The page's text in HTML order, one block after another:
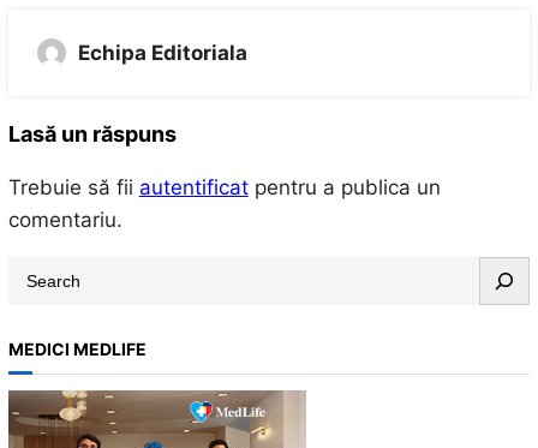
Echipa Editoriala
Lasă un răspuns
Trebuie să fii autentificatpentru a publica un
comentariu.
a
r
c
h
MEDICI MEDLIFE